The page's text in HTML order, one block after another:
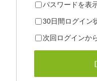
パスワードを表
30日間ログイン
次回ログインか